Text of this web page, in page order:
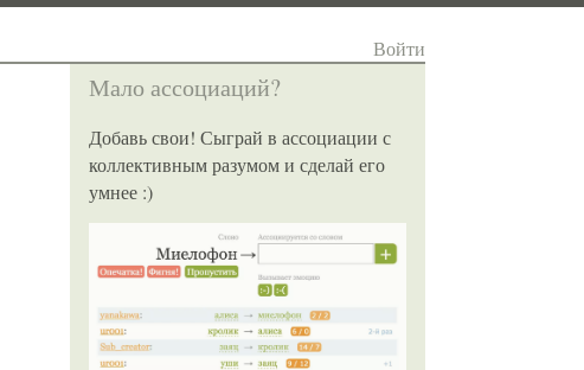
Войти
Мало ассоциаций?
Добавь свои! Сыграй в ассоциации с
коллективным разумом и сделай его
умнее :)